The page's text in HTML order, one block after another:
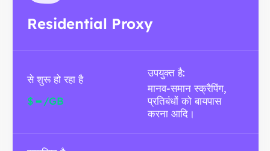
Residential Proxy
से शुरू हो रहा है
$- /GB
उपयुक्त है:
मानव-समान स्क्रैपिंग,
प्रतिबंधों को बायपास
करना आदि।